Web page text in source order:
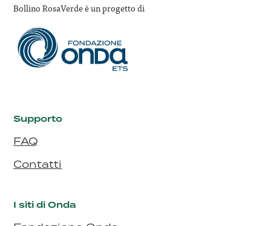
Bollino RosaVerde è un progetto di
Supporto
FAQ
Contatti
I siti di Onda